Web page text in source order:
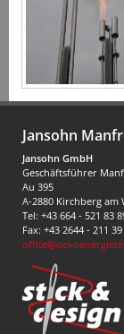
Jansohn
Jansohn GmbH
Geschäftsführer
Au 395
A-2880 Kirchberg am
Tel: +43 664 - 521 83
Fax: +43 2644 - 211 39